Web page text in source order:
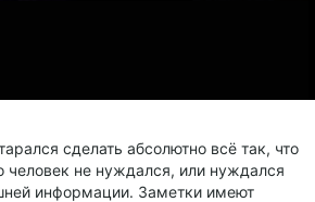
сделать абсолютно всё так, что
человек не нуждался, или нуждался
информации. Заметки имеют